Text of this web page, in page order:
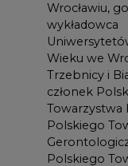
Wrocławiu,
wykładowca
Wieku we
Trzebnicy i
członek
Towarzystwa
Polskiego
Polskiego